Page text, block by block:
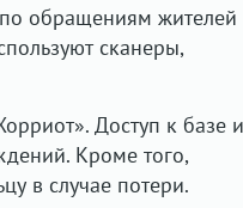
обращениям жителей
сканеры,
Доступ к базе
Кроме того,
в случае потери.